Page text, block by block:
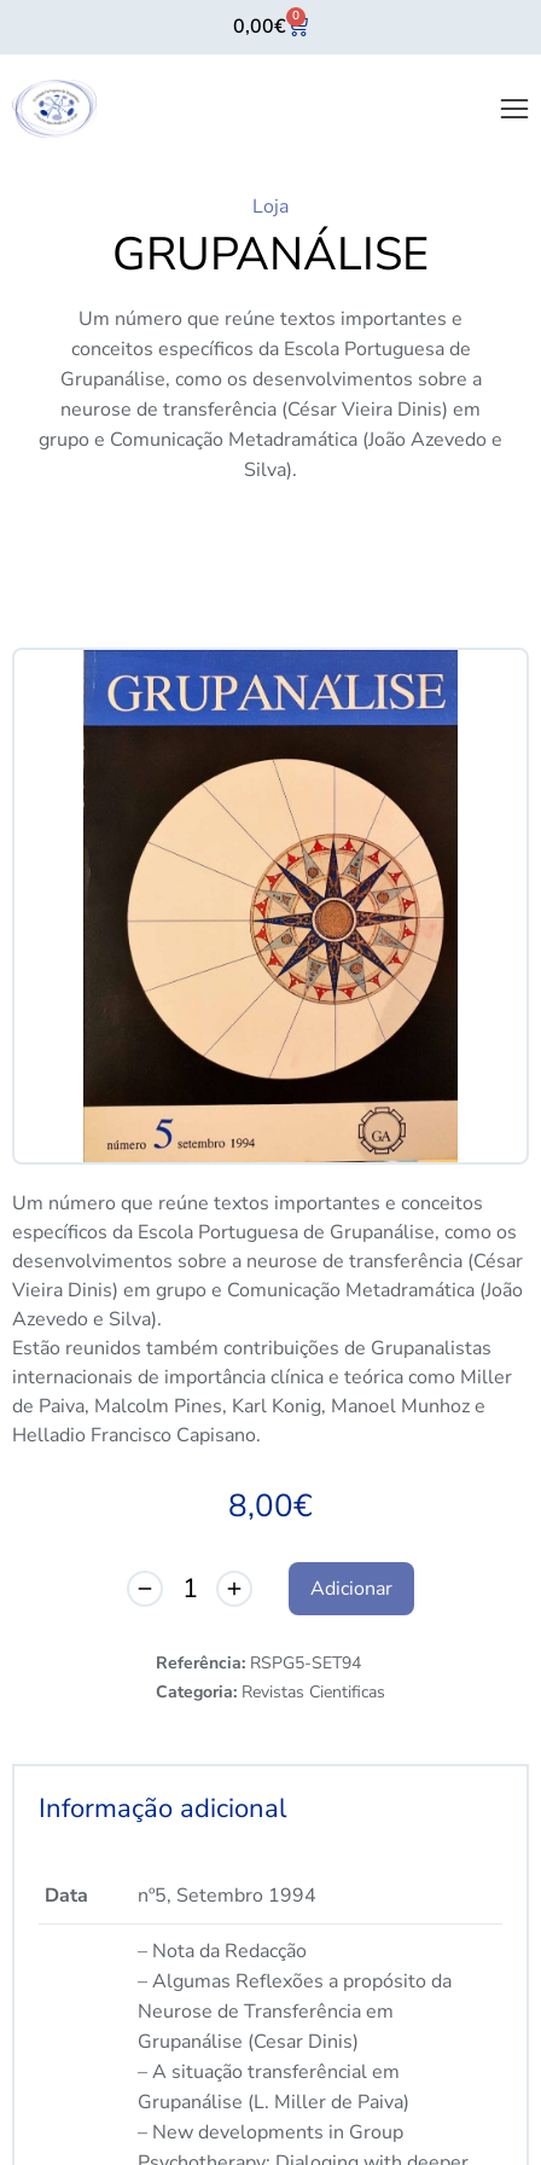
0,00€ 0
Loja
GRUPANÁLISE
Um número que reúne textos importantes e
conceitos específicos da Escola Portuguesa de
Grupanálise, como os desenvolvimentos sobre a
neurose de transferência (César Vieira Dinis) em
grupo e Comunicação Metadramática (João Azevedo e
Silva).
Um número que reúne textos importantes e conceitos
específicos da Escola Portuguesa de Grupanálise, como os
desenvolvimentos sobre a neurose de transferência (César
Vieira Dinis) em grupo e Comunicação Metadramática (João
Azevedo e Silva).
Estão reunidos também contribuições de Grupanalistas
internacionais de importância clínica e teórica como Miller
de Paiva, Malcolm Pines, Karl Konig, Manoel Munhoz e
Helladio Francisco Capisano.
8,00€
Adicionar
Referência: RSPG5-SET94
Categoria: Revistas Cientificas
Informação adicional
Data nº5, Setembro 1994
– Nota da Redacção
– Algumas Reflexões a propósito da
Neurose de Transferência em
Grupanálise (Cesar Dinis)
– A situação transferêncial em
Grupanálise (L. Miller de Paiva)
– New developments in Group